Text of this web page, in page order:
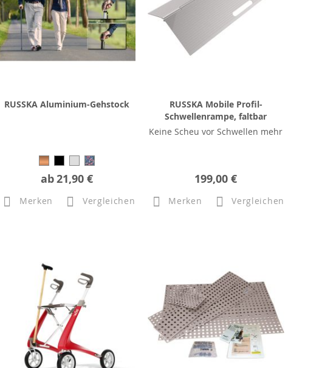
RUSSKA Aluminium-Gehstock
ab21,90 €
Merken Vergleichen
RUSSKA Mobile Profil-
Schwellenrampe, faltbar
Keine Scheu vor Schwellen mehr
199,00 €
Merken Vergleichen